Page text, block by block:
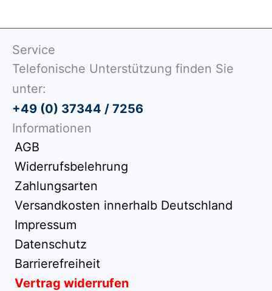
Service
Telefonische Unterstützung finden Sie
unter:
+49 (0) 37344 / 7256
Informationen
AGB
Widerrufsbelehrung
Zahlungsarten
Versandkosten innerhalb Deutschland
Impressum
Datenschutz
Barrierefreiheit
Vertrag widerrufen